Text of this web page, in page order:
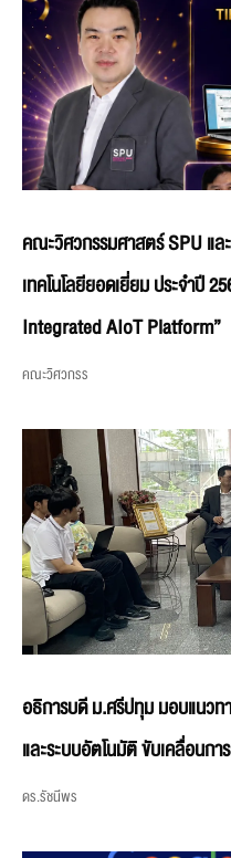
คณะวิศวกรรมศาสตร์ SPU แล
เทคโนโลยียอดเยี่ยม ประจำปี
Integrated AIoT Platform”
คณะวิศวกรร
อธิการบดี ม.ศรีปทุม มอบแนว
และระบบอัตโนมัติ ขับเคลื่อนก
ดร.รัชนีพร